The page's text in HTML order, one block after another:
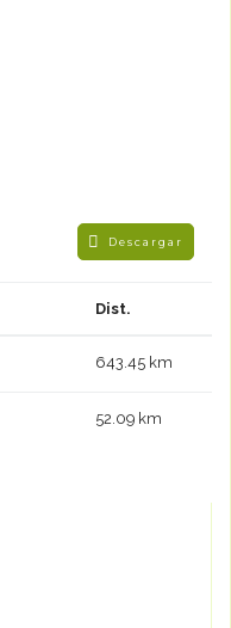
Descargar
Dist.
643.45 km
52.09 km